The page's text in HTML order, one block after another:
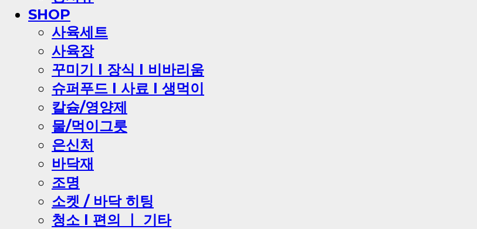
SHOP
사육세트
사육장
꾸미기 l 장식 l 비바리움
슈퍼푸드 l 사료 l 생먹이
칼슘/영양제
물/먹이그릇
은신처
바닥재
조명
소켓 / 바닥 히팅
청소 l 편의 ㅣ 기타